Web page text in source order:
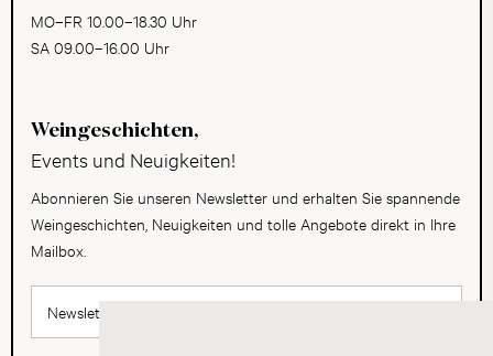
MO–FR 10.00–18.30 Uhr
SA 09.00–16.00 Uhr
Weingeschichten,
Events und Neuigkeiten!
Abonnieren Sie unseren Newsletter und erhalten Sie spannende
Weingeschichten, Neuigkeiten und tolle Angebote direkt in Ihre
Mailbox.
Newsletter abonnieren